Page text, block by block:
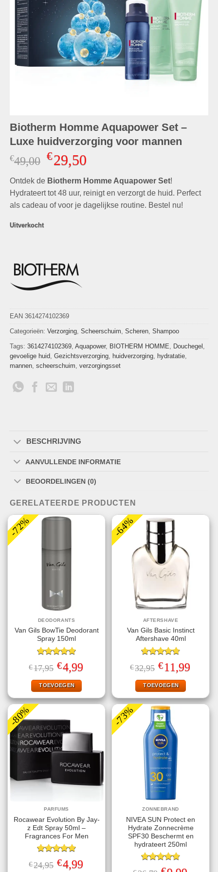
Biotherm Homme Aquapower Set –
Luxe huidverzorging voor mannen
€49,00 Oorspronkelijke
was:
€49,00.
€29,50Huidige
is:
€29,50.
Ontdek de Biotherm Homme Aquapower Set!
Hydrateert tot 48 uur, reinigt en verzorgt de huid. Perfect
als cadeau of voor je dagelijkse routine. Bestel nu!
Uitverkocht
EAN 3614274102369
Categorieën: Verzorging Scheerschuim Scheren Shampoo
Tags: 3614274102369 Aquapower, BIOTHERM HOMME Douchegel
gevoelige huid Gezichtsverzorging huidverzorging hydratatie
mannen scheerschuim verzorgingsset
BESCHRIJVING
AANVULLENDE INFORMATIE
BEOORDELINGEN (0)
GERELATEERDE PRODUCTEN
-72%
DEODORANTS
Van Gils BowTie Deodorant
Spray 150ml
Gewaardeerd
5.00uit 5
€17,95 Oorspronkelijke
prijs
was:
€17,95.
€4,99Huidige
prijs
TOEVOEGEN
-64%
AFTERSHAVE
Van Gils Basic Instinct
Aftershave 40ml
Gewaardeerd
4.71uit 5
€32,95 Oorspronkelijke
prijs
was:
€32,95.
€11,99Huidige
prijs
TOEVOEGEN
-80%
PARFUMS
Rocawear Evolution By Jay-
z Edt Spray 50ml –
Fragrances For Men
Gewaardeerd
5.00uit 5
€24,95 Oorspronkelijke
prijs
€4,99Huidige
prijs
-73%
ZONNEBRAND
NIVEA SUN Protect en
Hydrate Zonnecrème
SPF30 Beschermt en
hydrateert 250ml
Gewaardeerd
Oorspronkelijke
Huidige